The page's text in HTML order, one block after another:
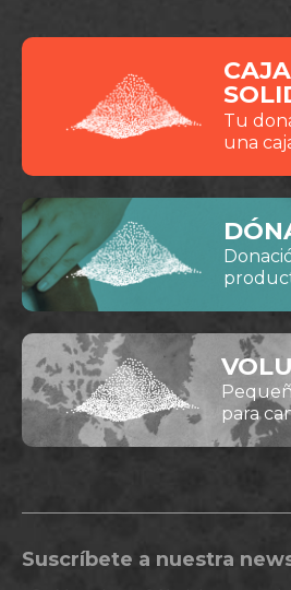
Tu
una
para
Suscríbete a nuestra